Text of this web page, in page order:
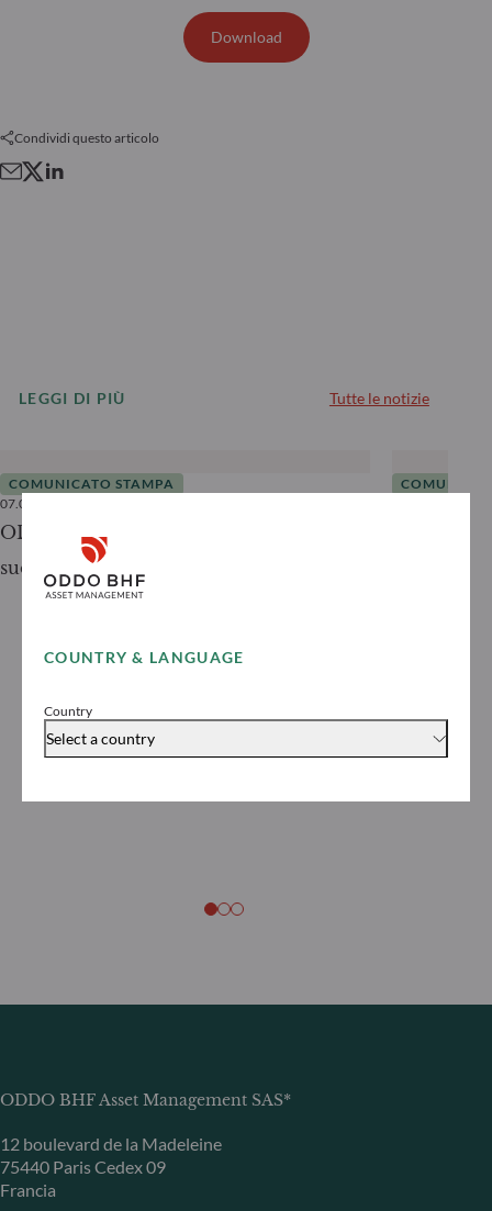
COUNTRY & LANGUAGE
Country
Select a country
Download
Condividi questo articolo
LEGGI DI PIÙ Tutte le notizie
COMUNICATO STAMPA
07.04.2026
ODDO BHF Asset Management lancia il
suo primo ETF attivo in Italia
ODDO BHF Asset Management SAS*
12 boulevard de la Madeleine
75440 Paris Cedex 09
Francia